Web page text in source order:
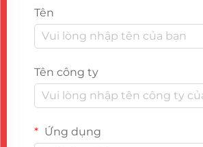
Tên
Tên công ty
Ứng dụng